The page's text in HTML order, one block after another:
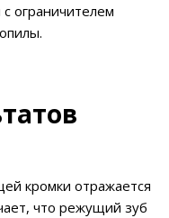
ограничителем
кромки отражается
что режущий зуб